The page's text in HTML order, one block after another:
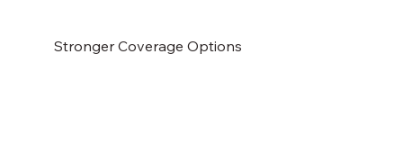
Stronger Coverage Options